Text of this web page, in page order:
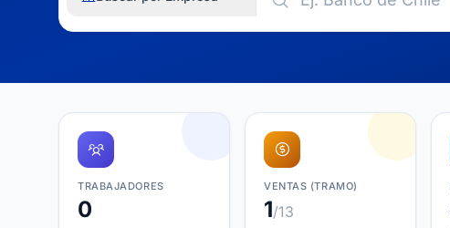
TRABAJADORES
0
VENTAS (TRAMO)
1/13